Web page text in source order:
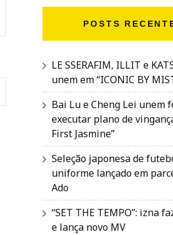
POSTS
LE SSERAFIM, ILLIT e
unem em “ICONIC BY
Bai Lu e Cheng Lei unem
executar plano de
First Jasmine”
Seleção japonesa de
uniforme lançado em
Ado
“SET THE TEMPO”: izna
e lança novo MV